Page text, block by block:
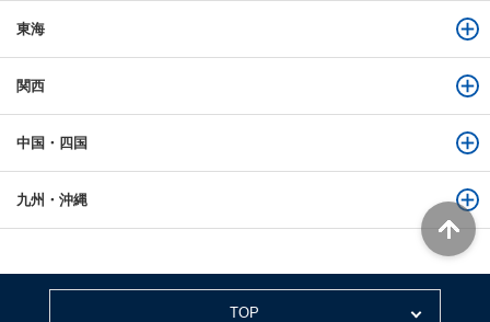
東海
関西
中国・四国
九州・沖縄
TOP